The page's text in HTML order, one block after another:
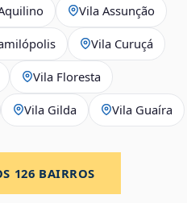
Vila Assunção
Vila Curuçá
Vila Floresta
Vila Gilda Vila Guaíra
126 BAIRROS